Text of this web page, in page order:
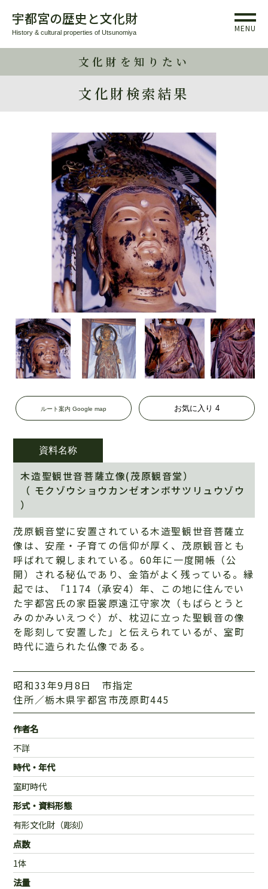
宇都宮の歴史と文化財
History & cultural properties of Utsunomiya MENU
文化財を知りたい
文化財検索結果
ルート案内 Google map
資料名称
木造聖観世音菩薩立像(茂原観音堂）
（ モクゾウショウカンゼオンボサツリュウゾウ
）
茂原観音堂に安置されている木造聖観世音菩薩立
像は、安産・子育ての信仰が厚く、茂原観音とも
呼ばれて親しまれている。60年に一度開帳（公
開）される秘仏であり、金箔がよく残っている。縁
起では、「1174（承安4）年、この地に住んでい
た宇都宮氏の家臣裳原遠江守家次（もばらとうと
みのかみいえつぐ）が、枕辺に立った聖観音の像
を彫刻して安置した」と伝えられているが、室町
時代に造られた仏像である。
お気に入り 4
昭和33年9月8日 市指定
住所／栃木県宇都宮市茂原町445
作者名
不詳
時代・年代
室町時代
形式・資料形態
有形文化財（彫刻）
点数
1体
法量